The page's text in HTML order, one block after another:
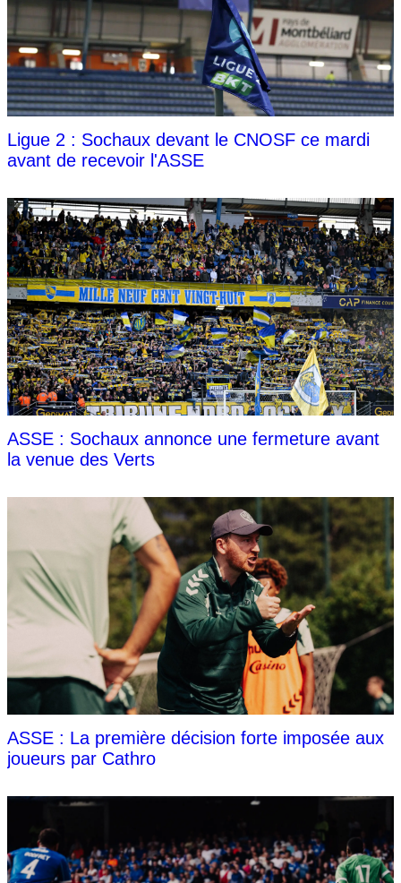
Ligue 2 : Sochaux devant le CNOSF ce mardi
avant de recevoir l'ASSE
ASSE : Sochaux annonce une fermeture avant
la venue des Verts
ASSE : La première décision forte imposée aux
joueurs par Cathro